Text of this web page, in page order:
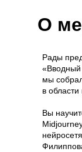
О
Рады
«Вводный
мы
в области
Вы